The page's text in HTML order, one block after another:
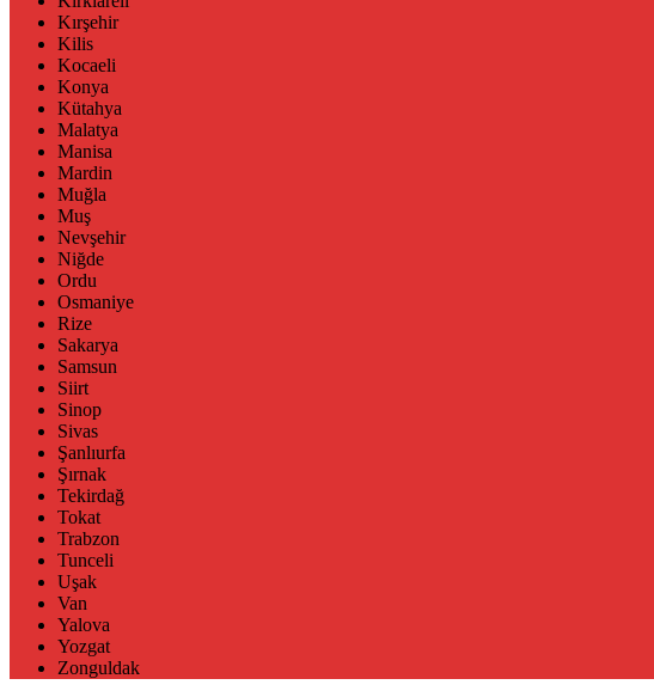
Kırşehir
Kilis
Kocaeli
Konya
Kütahya
Malatya
Manisa
Mardin
Muğla
Muş
Nevşehir
Niğde
Ordu
Osmaniye
Rize
Sakarya
Samsun
Siirt
Sinop
Sivas
Şanlıurfa
Şırnak
Tekirdağ
Tokat
Trabzon
Tunceli
Uşak
Van
Yalova
Yozgat
Zonguldak